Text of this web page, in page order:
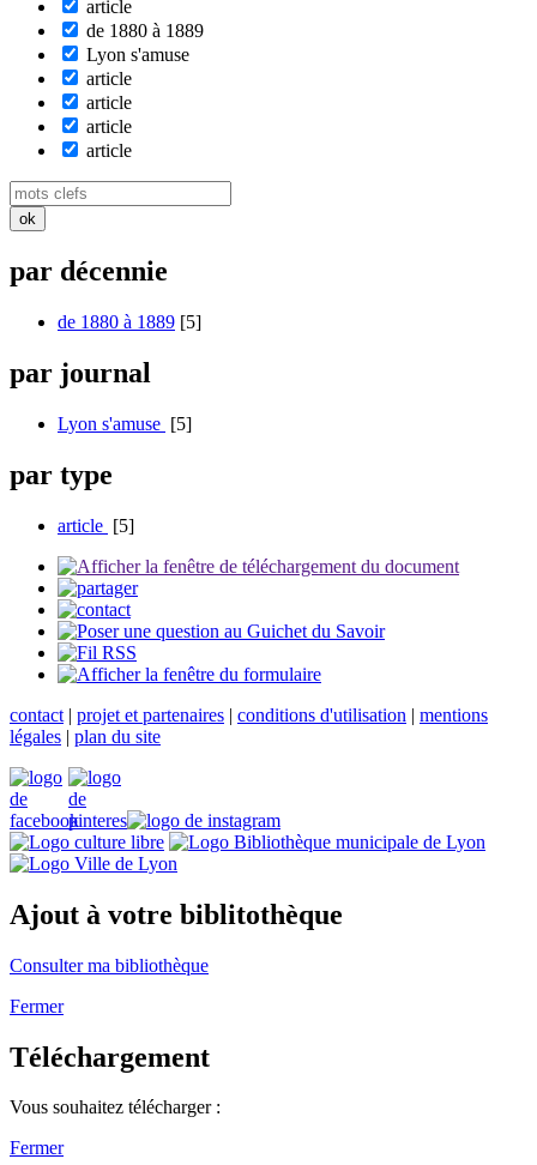
article
de 1880 à 1889
Lyon s'amuse
article
article
article
article
par décennie
de 1880 à 1889 [5]
par journal
Lyon s'amuse [5]
par type
article [5]
contact | projet et partenaires | conditions d'utilisation | mentions
légales | plan du site
Ajout à votre biblitothèque
Consulter ma bibliothèque
Fermer
Téléchargement
Vous souhaitez télécharger :
Fermer